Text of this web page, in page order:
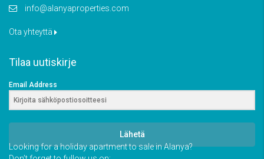
info@alanyaproperties.com
Ota yhteyttä
Tilaa uutiskirje
Email Address
Lähetä
Looking for a holiday apartment to sale in Alanya?